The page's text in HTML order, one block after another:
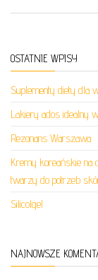
OSTATNIE WPISY
Suplementy diety dla
Lakiery ados idealny
Rezonans Warszawa
Kremy koreańskie na
twarzy do potrzeb
Silicolgel
NAJNOWSZE